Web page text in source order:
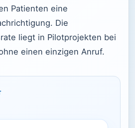
Patienten eine
Die
liegt in Pilotprojekten bei
einen einzigen Anruf.